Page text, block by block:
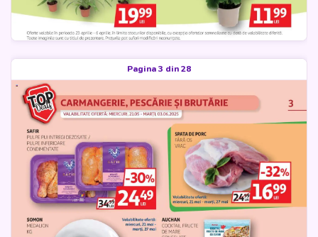
Pagina 3 din 28